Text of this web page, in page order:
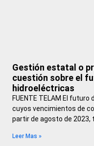
Gestión estatal o
cuestión sobre el
hidroeléctricas
FUENTE TELAM El
cuyos vencimientos de
partir de agosto de 2023,
Leer Mas »